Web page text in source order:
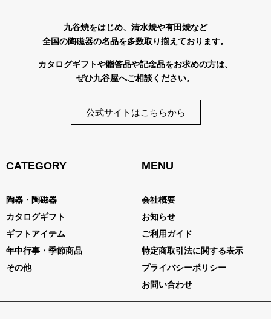
九谷焼をはじめ、清水焼や有田焼など
全国の陶磁器の名品を多数取り揃えております。
カタログギフトや贈答品や記念品をお求めの方は、
ぜひ九谷屋へご相談ください。
公式サイトはこちらから
CATEGORY
陶器・陶磁器
カタログギフト
ギフトアイテム
年中行事・季節商品
その他
MENU
会社概要
お知らせ
ご利用ガイド
特定商取引法に関する表示
プライバシーポリシー
お問い合わせ